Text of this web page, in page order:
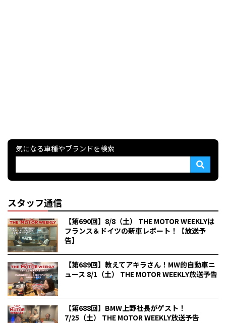
気になる車種やブランドを検索
スタッフ通信
【第690回】8/8（土） THE MOTOR WEEKLYは
フランス＆ドイツの新車レポート！【放送予
告】
【第689回】教えてアキラさん！MW的自動車ニ
ュース 8/1（土） THE MOTOR WEEKLY放送予告
【第688回】BMW上野社長がゲスト！
7/25（土） THE MOTOR WEEKLY放送予告